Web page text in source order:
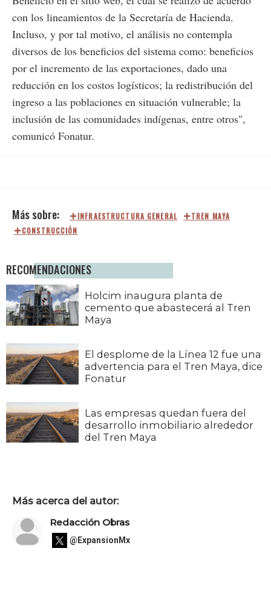
con los lineamientos de la Secretaría de Hacienda.
Incluso, y por tal motivo, el análisis no contempla
diversos de los beneficios del sistema como: beneficios
por el incremento de las exportaciones, dado una
reducción en los costos logísticos; la redistribución del
ingreso a las poblaciones en situación vulnerable; la
inclusión de las comunidades indígenas, entre otros",
comunicó Fonatur.
INFRAESTRUCTURA GENERAL
TREN MAYA
CONSTRUCCIÓN
RECOMENDACIONES
Holcim inaugura planta de
cemento que abastecerá al Tren
Maya
El desplome de la Línea 12 fue una
advertencia para el Tren Maya, dice
Fonatur
Las empresas quedan fuera del
desarrollo inmobiliario alrededor
del Tren Maya
Más acerca del autor:
Redacción Obras
@ExpansionMx